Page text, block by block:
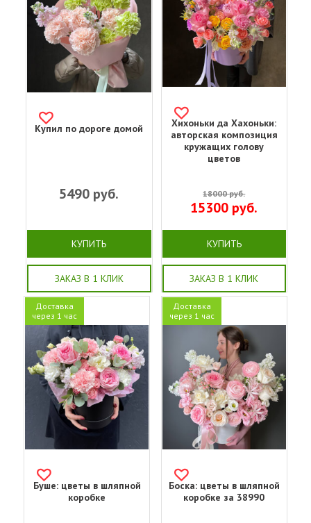
Купил по дороге домой
5490 руб.
КУПИТЬ
ЗАКАЗ В 1 КЛИК
Хихоньки да Хахоньки:
авторская композиция
кружащих голову
цветов
18000руб.
15300 руб.
КУПИТЬ
ЗАКАЗ В 1 КЛИК
Доставка
через 1 час
Буше: цветы в шляпной
коробке
Доставка
через 1 час
Боска: цветы в шляпной
коробке за 38990